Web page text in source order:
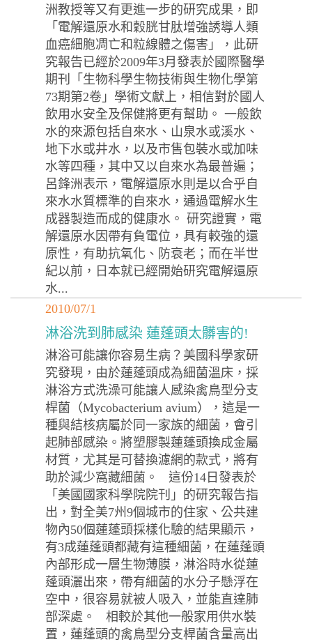
洲教授等又有更進一步的研究成果，即
「電解還原水和穀胱甘肽增強誘導人類
血癌細胞凋亡和粒線體之傷害」，此研
究報告已經於2009年3月發表於國際醫學
期刊「生物科學生物技術與生物化學第
73期第2卷」學術文獻上，相信對於國人
飲用水安全及保健將更有幫助。 一般飲
水的來源包括自來水、山泉水或溪水、
地下水或井水，以及市售包裝水或加味
水等四種，其中又以自來水為最普遍；
呂鋒洲表示，電解還原水則是以合乎自
來水水質標準的自來水，通過電解水生
成器製造而成的健康水。 研究證實，電
解還原水因帶有負電位，具有較強的還
原性，有助抗氧化、防衰老；而在半世
紀以前，日本就已經開始研究電解還原
水...
2010/07/1
淋浴洗到肺感染 蓮蓬頭太髒害的!
淋浴可能讓你容易生病？美國科學家研
究發現，由於蓮蓬頭成為細菌溫床，採
淋浴方式洗澡可能讓人感染禽鳥型分支
桿菌（Mycobacterium avium），這是一
種與結核病屬於同一家族的細菌，會引
起肺部感染。將塑膠製蓮蓬頭換成金屬
材質，尤其是可替換濾網的款式，將有
助於減少窩藏細菌。 這份14日發表於
「美國國家科學院院刊」的研究報告指
出，對全美7州9個城市的住家、公共建
物內50個蓮蓬頭採樣化驗的結果顯示，
有3成蓮蓬頭都藏有這種細菌，在蓮蓬頭
內部形成一層生物薄膜，淋浴時水從蓮
蓬頭灑出來，帶有細菌的水分子懸浮在
空中，很容易就被人吸入，並能直達肺
部深處。 相較於其他一般家用供水裝
置，蓮蓬頭的禽鳥型分支桿菌含量高出